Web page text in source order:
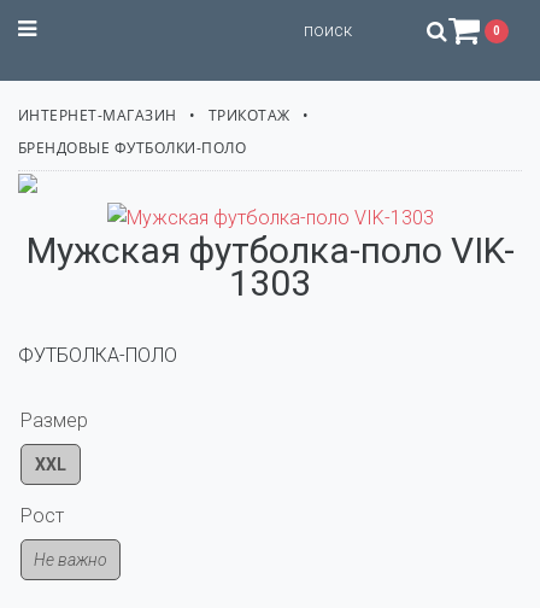
STILISSIMO 0
ИНТЕРНЕТ-МАГАЗИН
ТРИКОТАЖ
БРЕНДОВЫЕ ФУТБОЛКИ-ПОЛО
Мужская футболка-поло VIK-
1303
ФУТБОЛКА-ПОЛО
Размер
XXL
Рост
Не важно